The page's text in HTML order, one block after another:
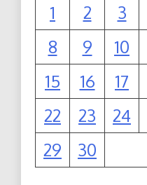
1
2 3
8
9 10
15
16 17
22
23 24
29
30